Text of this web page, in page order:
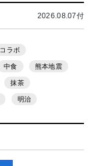
2026.08.07付
コラボ
中食 熊本地震
抹茶
明治